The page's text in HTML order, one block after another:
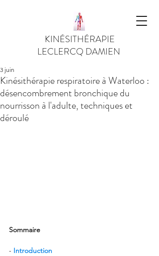
KINÉSITHÉRAPIE
LECLERCQ DAMIEN
Kinésithérapie respiratoire à Waterloo :
désencombrement bronchique du
nourrisson à l'adulte, techniques et
déroulé
3 juin
Sommaire
- Introduction